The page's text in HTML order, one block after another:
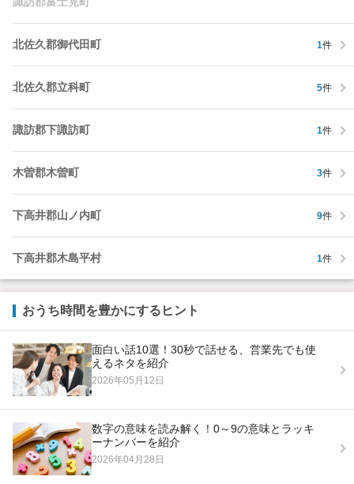
北佐久郡御代田町 1件
北佐久郡立科町 5件
諏訪郡下諏訪町 1件
木曽郡木曽町 3件
下高井郡山ノ内町 9件
下高井郡木島平村 1件
おうち時間を豊かにするヒント
面白い話10選！30秒で話せる、営業先でも使
えるネタを紹介
2026年05月12日
数字の意味を読み解く！0～9の意味とラッキ
ーナンバーを紹介
2026年04月28日